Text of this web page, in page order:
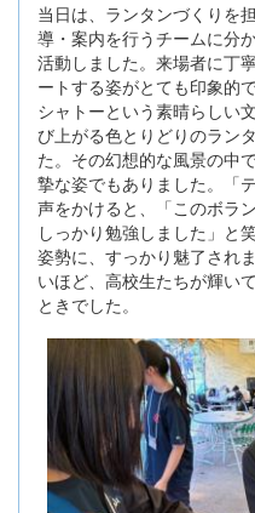
当日は、ランタンづくりを
導・案内を行うチームに分
活動しました。来場者に丁
ートする姿がとても印象的
シャトーという素晴らしい
び上がる色とりどりのラン
た。その幻想的な風景の中
摯な姿でもありました。「
声をかけると、「このボラ
しっかり勉強しました」と
姿勢に、すっかり魅了され
いほど、高校生たちが輝い
ときでした。